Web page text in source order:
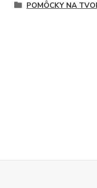
POMÔCKY NA